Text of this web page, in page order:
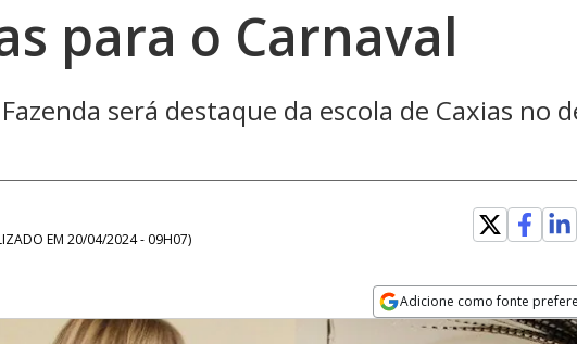
para o Carnaval
será destaque da escola de Caxias no
EM 20/04/2024 - 09H07)
Adicione como fonte
Opens in new window